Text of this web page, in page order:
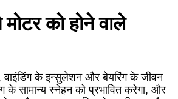
को होने वाले
वाइंडिंग के इन्सुलेशन और बेयरिंग के जीवन
के सामान्य स्नेहन को प्रभावित करेगा, और